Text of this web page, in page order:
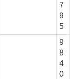
7
9
5
9
8
4
0